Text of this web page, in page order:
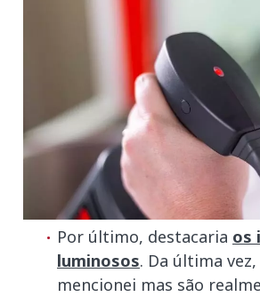
Por último, destacaria os
luminosos. Da última
mencionei mas são